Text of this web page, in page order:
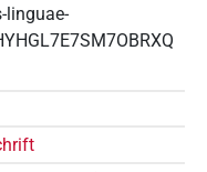
linguae-